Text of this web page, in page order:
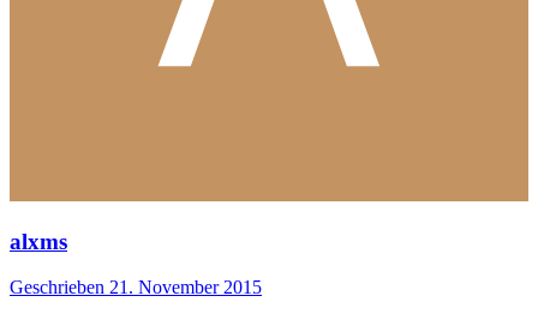
alxms
Geschrieben 21. November 2015